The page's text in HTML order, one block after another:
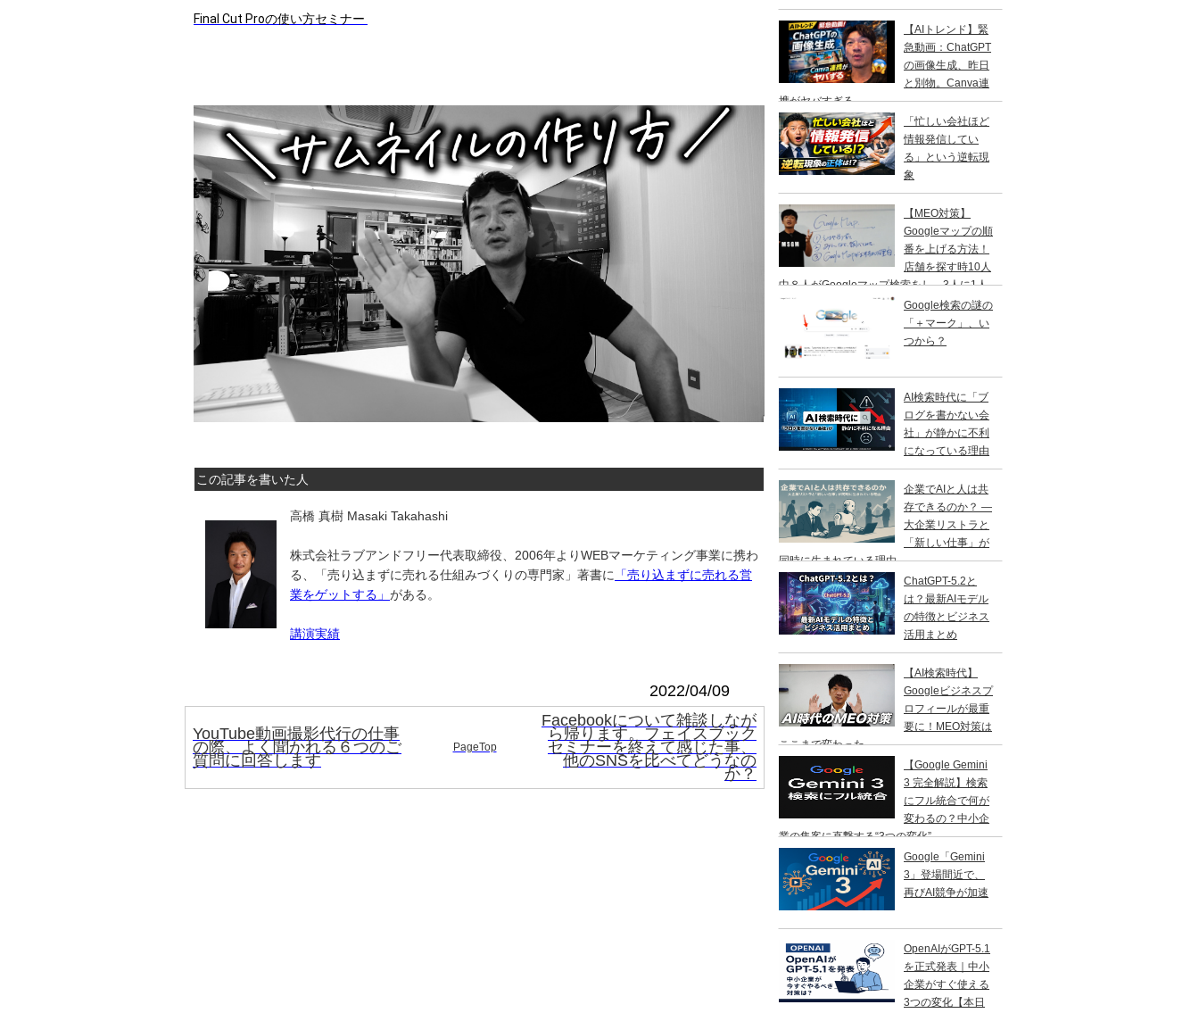
Final Cut Proの使い方セミナー
この記事を書いた人
高橋 真樹 Masaki Takahashi
株式会社ラブアンドフリー代表取締役、2006年よりWEBマーケティング事業に携わ
る、「売り込まずに売れる仕組みづくりの専門家」著書に
「売り込まずに売れる営
業をゲットする」 がある。
講演実績
2022/04/09
YouTube動画撮影代行の仕事
の際、よく聞かれる６つのご
質問に回答します
PageTop
Facebookについて雑談しなが
ら帰ります。フェイスブック
セミナーを終えて感じた事、
他のSNSを比べてどうなの
か？
【AIトレンド】緊
急動画：ChatGPT
の画像生成、昨日
と別物。Canva連
携がヤバすぎる
「忙しい会社ほど
情報発信してい
る」という逆転現
象
【MEO対策】
Googleマップの順
番を上げる方法！
店舗を探す時10人
中８人がGoogleマップ検索をし、3人に1人
は１日以内に来店する事を知ってますか？
Google検索の謎の
「＋マーク」、い
つから？
AI検索時代に「ブ
ログを書かない会
社」が静かに不利
になっている理由
企業でAIと人は共
存できるのか？ ―
大企業リストラと
「新しい仕事」が
同時に生まれている理由 ―
ChatGPT-5.2と
は？最新AIモデル
の特徴とビジネス
活用まとめ
【AI検索時代】
Googleビジネスプ
ロフィールが最重
要に！MEO対策は
ここまで変わった
【Google Gemini
3 完全解説】検索
にフル統合で何が
変わるの？中小企
業の集客に直撃する“3つの変化”
Google「Gemini
3」登場間近で、
再びAI競争が加速
OpenAIがGPT-5.1
を正式発表｜中小
企業がすぐ使える
3つの変化【本日